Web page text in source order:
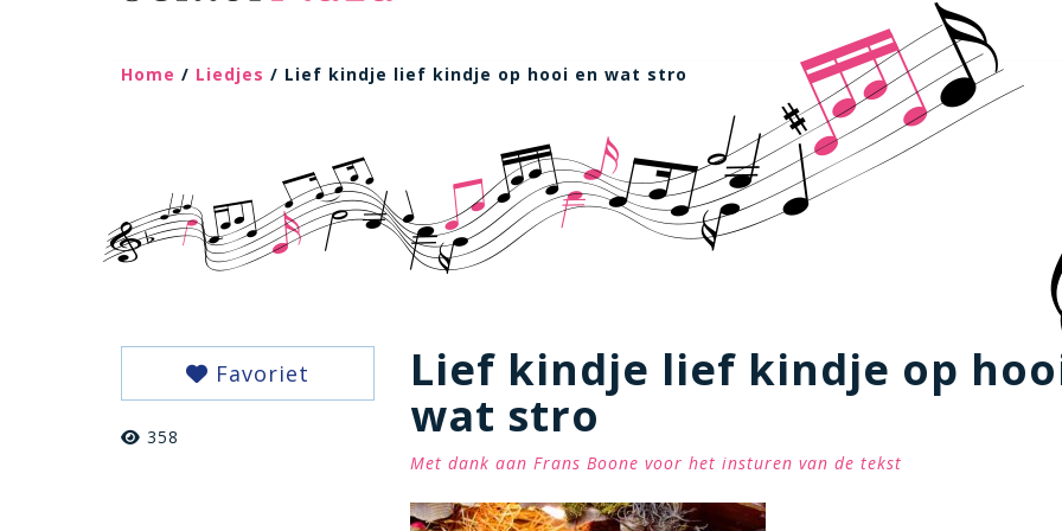
Home / Liedjes / Lief kindje lief kindje op hooi en wat stro
Favoriet
358
Lief kindje lief kindje op
wat stro
Met dank aan Frans Boone voor het insturen van de tekst